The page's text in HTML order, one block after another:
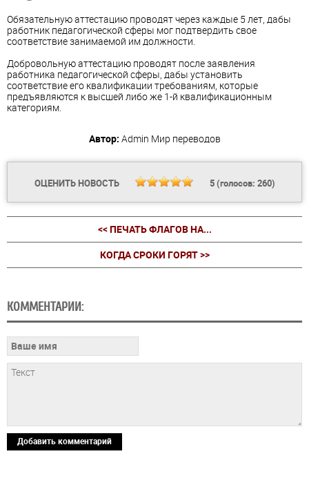
Обязательную аттестацию проводят через каждые 5 лет, дабы
работник педагогической сферы мог подтвердить свое
соответствие занимаемой им должности.
Добровольную аттестацию проводят после заявления
работника педагогической сферы, дабы установить
соответствие его квалификации требованиям, которые
предъявляются к высшей либо же 1-й квалификационным
категориям.
Автор: Admin Мир переводов
ОЦЕНИТЬ НОВОСТЬ 5(голосов: 260)
<< ПЕЧАТЬ ФЛАГОВ НА...
КОГДА СРОКИ ГОРЯТ >>
КОММЕНТАРИИ:
Добавить комментарий